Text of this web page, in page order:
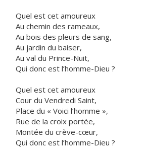
Quel est cet amoureux
Au chemin des rameaux,
Au bois des pleurs de sang,
Au jardin du baiser,
Au val du Prince-Nuit,
Qui donc est l’homme-Dieu ?
Quel est cet amoureux
Cour du Vendredi Saint,
Place du « Voici l’homme »,
Rue de la croix portée,
Montée du crève-cœur,
Qui donc est l’homme-Dieu ?